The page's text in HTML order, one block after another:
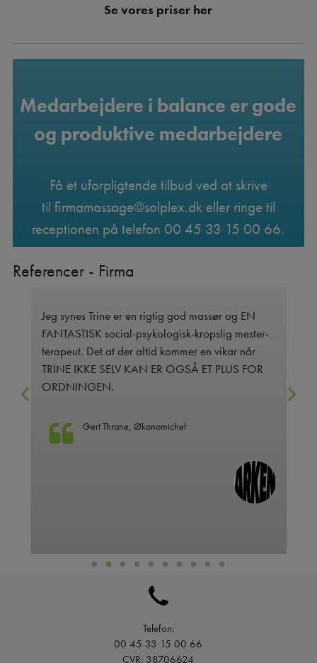
Se vores priser her
Medarbejdere i balance er gode
og produktive medarbejdere
Få et uforpligtende tilbud ved at skrive
til firmamassage@solplex.dkeller ringe til
receptionen på telefon 00 45 33 15 00 66.
Referencer - Firma
Jeg synes Trine er en rigtig god massør og EN
FANTASTISK social-psykologisk-kropslig mester-
terapeut. Det at der altid kommer en vikar når
TRINE IKKE SELV KAN ER OGSÅ ET PLUS FOR
ORDNINGEN.
Gert Thrane, Økonomichef
Telefon:
00 45 33 15 00 66
CVR: 38706624